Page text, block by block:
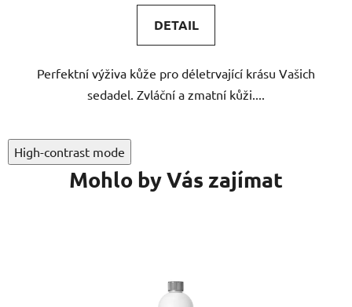
5,0
z
hvězdiček.
DETAIL
Perfektní výživa kůže pro déletrvající krásu Vašich
sedadel. Zvláční a zmatní kůži....
High-contrast mode
Mohlo by Vás zajímat